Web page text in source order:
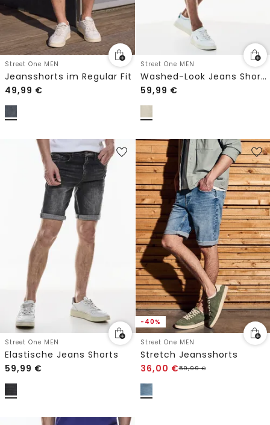
Street One MEN
Jeansshorts im Regular Fit
49,99 €
Street One MEN
Washed-Look Jeans Shorts
59,99 €
Street One MEN
Elastische Jeans Shorts
59,99 €
-40%
Street One MEN
Stretch Jeansshorts
36,00 €59,99€